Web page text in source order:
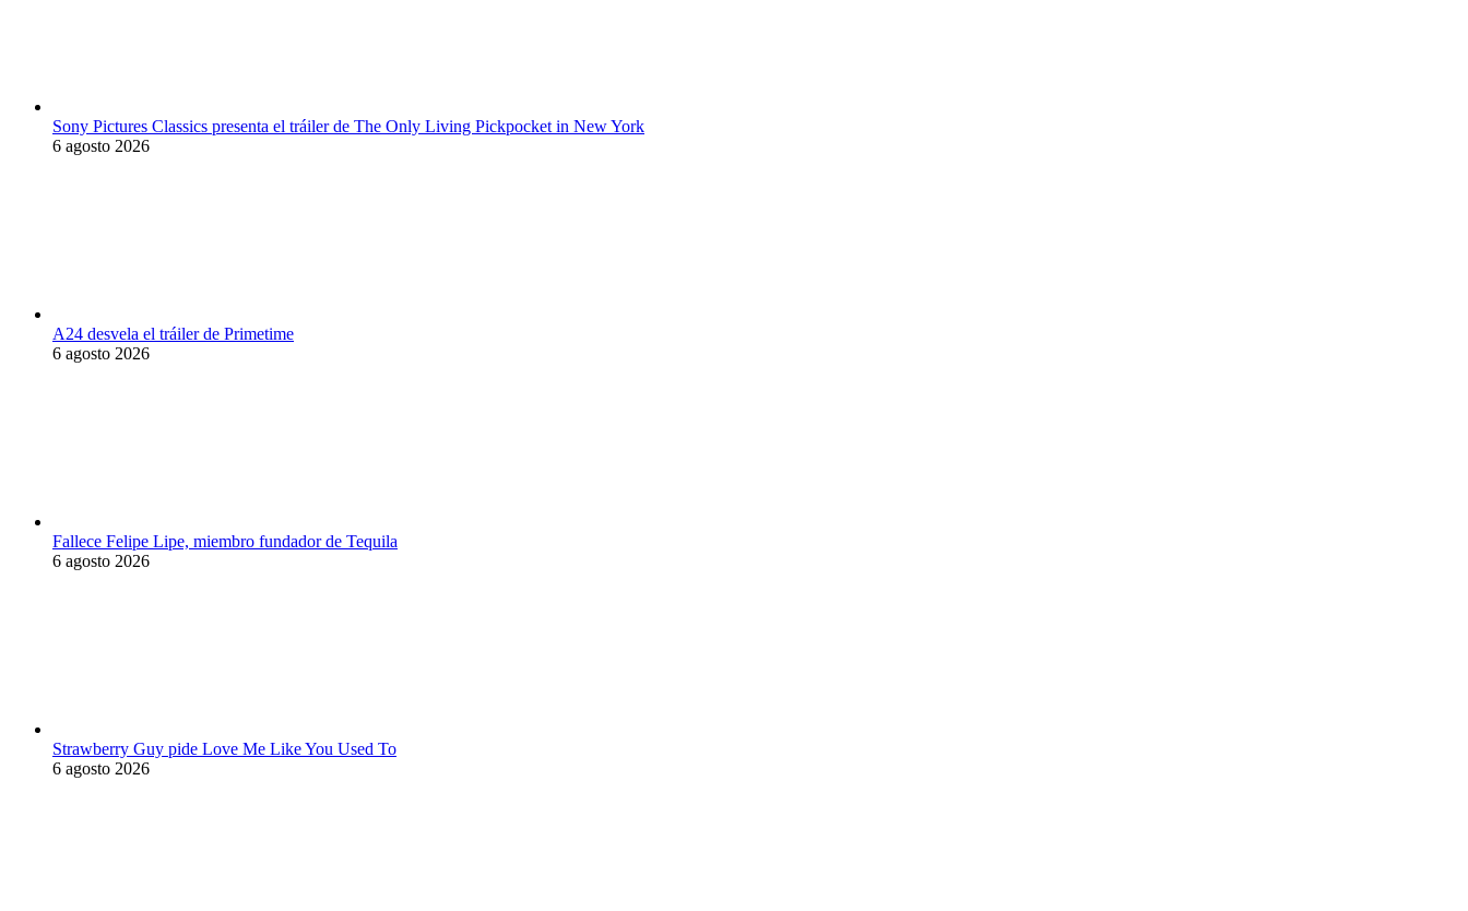
Sony Pictures Classics presenta el tráiler de The Only Living Pickpocket in New York
6 agosto 2026
A24 desvela el tráiler de Primetime
6 agosto 2026
Fallece Felipe Lipe, miembro fundador de Tequila
6 agosto 2026
Strawberry Guy pide Love Me Like You Used To
6 agosto 2026